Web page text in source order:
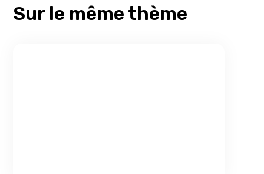
Sur le même thème